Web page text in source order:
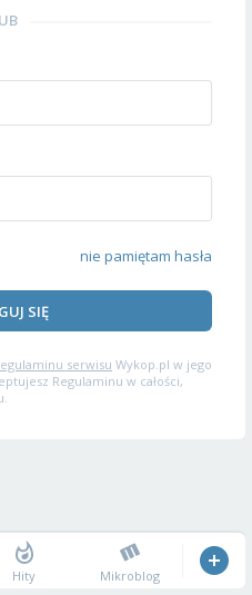
nie pamiętam hasła
SIĘ
serwisu Wykop.pl w jego
Regulaminu w całości,
Hity Mikroblog